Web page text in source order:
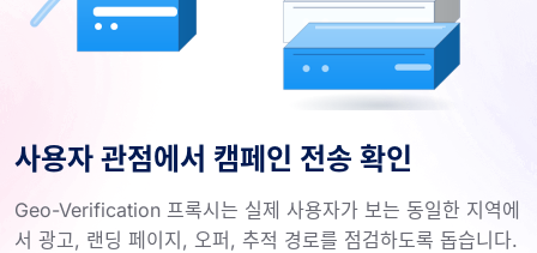
사용자 관점에서 캠페인 전송 확인
Geo-Verification 프록시는 실제 사용자가 보는 동일한 지역에
서 광고, 랜딩 페이지, 오퍼, 추적 경로를 점검하도록 돕습니다.